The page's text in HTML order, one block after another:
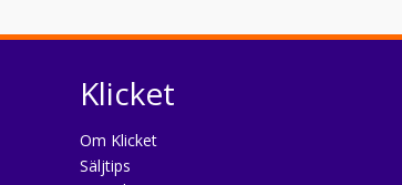
Klicket
Om Klicket
Säljtips